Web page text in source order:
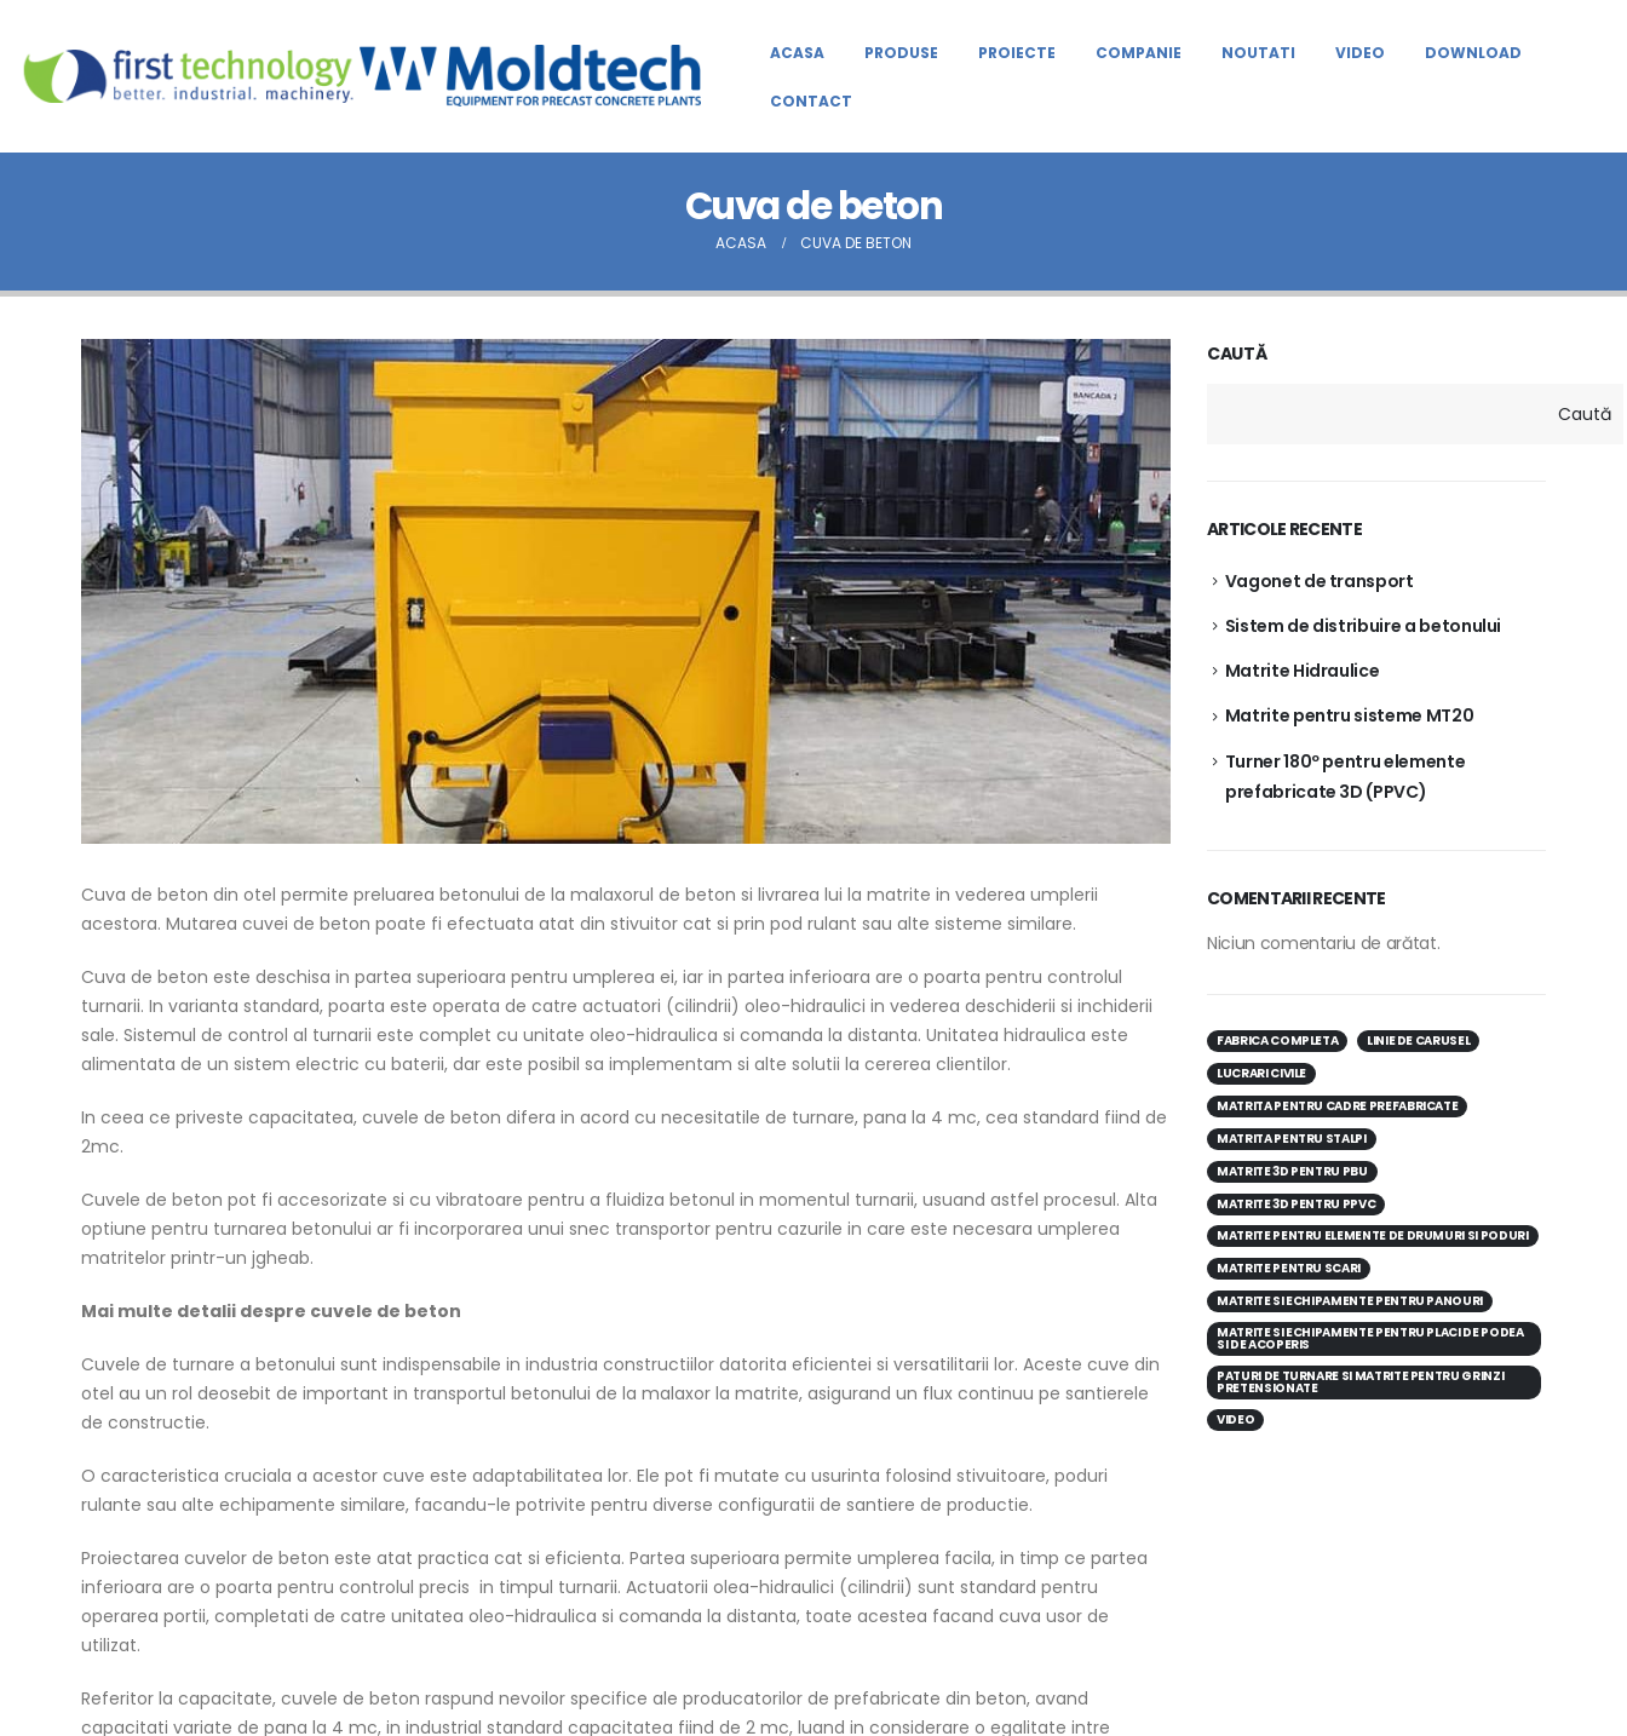
ACASA PRODUSE PROIECTE COMPANIE NOUTATI VIDEO DOWNLOAD
CONTACT
Cuva de beton
ACASA CUVA DE BETON
Cuva de beton din otel permite preluarea betonului de la malaxorul de beton si livrarea lui la matrite in vederea umplerii
acestora. Mutarea cuvei de beton poate fi efectuata atat din stivuitor cat si prin pod rulant sau alte sisteme similare.
Cuva de beton este deschisa in partea superioara pentru umplerea ei, iar in partea inferioara are o poarta pentru controlul
turnarii. In varianta standard, poarta este operata de catre actuatori (cilindrii) oleo-hidraulici in vederea deschiderii si inchiderii
sale. Sistemul de control al turnarii este complet cu unitate oleo-hidraulica si comanda la distanta. Unitatea hidraulica este
alimentata de un sistem electric cu baterii, dar este posibil sa implementam si alte solutii la cererea clientilor.
In ceea ce priveste capacitatea, cuvele de beton difera in acord cu necesitatile de turnare, pana la 4 mc, cea standard fiind de
2mc.
Cuvele de beton pot fi accesorizate si cu vibratoare pentru a fluidiza betonul in momentul turnarii, usuand astfel procesul. Alta
optiune pentru turnarea betonului ar fi incorporarea unui snec transportor pentru cazurile in care este necesara umplerea
matritelor printr-un jgheab.
Mai multe detalii despre cuvele de beton
Cuvele de turnare a betonului sunt indispensabile in industria constructiilor datorita eficientei si versatilitarii lor. Aceste cuve din
otel au un rol deosebit de important in transportul betonului de la malaxor la matrite, asigurand un flux continuu pe santierele
de constructie.
O caracteristica cruciala a acestor cuve este adaptabilitatea lor. Ele pot fi mutate cu usurinta folosind stivuitoare, poduri
rulante sau alte echipamente similare, facandu-le potrivite pentru diverse configuratii de santiere de productie.
Proiectarea cuvelor de beton este atat practica cat si eficienta. Partea superioara permite umplerea facila, in timp ce partea
inferioara are o poarta pentru controlul precis in timpul turnarii. Actuatorii olea-hidraulici (cilindrii) sunt standard pentru
operarea portii, completati de catre unitatea oleo-hidraulica si comanda la distanta, toate acestea facand cuva usor de
utilizat.
Referitor la capacitate, cuvele de beton raspund nevoilor specifice ale producatorilor de prefabricate din beton, avand
capacitati variate de pana la 4 mc, in industrial standard capacitatea fiind de 2 mc, luand in considerare o egalitate intre
CAUTĂ
Caută
ARTICOLE RECENTE
Vagonet de transport
Sistem de distribuire a betonului
Matrite Hidraulice
Matrite pentru sisteme MT20
Turner 180º pentru elemente
prefabricate 3D (PPVC)
COMENTARII RECENTE
Niciun comentariu de arătat.
FABRICA COMPLETA
LINIE DE CARUSEL
LUCRARI CIVILE
MATRITA PENTRU CADRE PREFABRICATE
MATRITA PENTRU STALPI
MATRITE 3D PENTRU PBU
MATRITE 3D PENTRU PPVC
MATRITE PENTRU ELEMENTE DE DRUMURI SI PODURI
MATRITE PENTRU SCARI
MATRITE SI ECHIPAMENTE PENTRU PANOURI
MATRITE SI ECHIPAMENTE PENTRU PLACI DE PODEA
SI DE ACOPERIS
PATURI DE TURNARE SI MATRITE PENTRU GRINZI
PRETENSIONATE
VIDEO